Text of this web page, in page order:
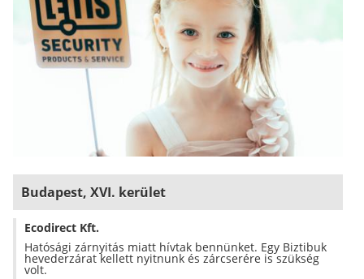
Budapest, XVI. kerület
Ecodirect Kft.
Hatósági zárnyitás miatt hívtak bennünket. Egy Biztibuk
hevederzárat kellett nyitnunk és zárcserére is szükség
volt.